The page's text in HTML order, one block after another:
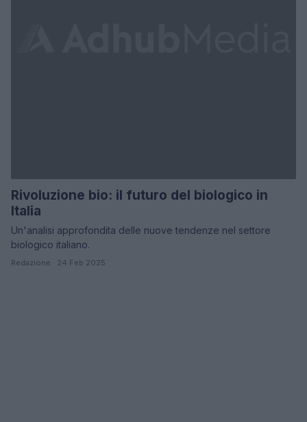
Rivoluzione bio: il futuro del biologico in
Italia
Un'analisi approfondita delle nuove tendenze nel settore
biologico italiano.
Redazione · 24 Feb 2025